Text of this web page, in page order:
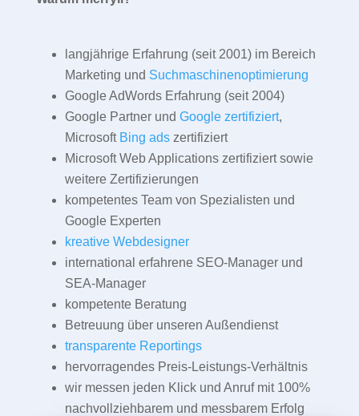
langjährige Erfahrung (seit 2001) im Bereich
Marketing und Suchmaschinenoptimierung
Google AdWords Erfahrung (seit 2004)
Google Partner und Google zertifiziert,
Microsoft Bing adszertifiziert
Microsoft Web Applications zertifiziert sowie
weitere Zertifizierungen
kompetentes Team von Spezialisten und
Google Experten
kreative Webdesigner
international erfahrene SEO-Manager und
SEA-Manager
kompetente Beratung
Betreuung über unseren Außendienst
transparente Reportings
hervorragendes Preis-Leistungs-Verhältnis
wir messen jeden Klick und Anruf mit 100%
nachvollziehbarem und messbarem Erfolg